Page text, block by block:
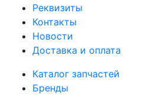
Реквизиты
Контакты
Новости
Доставка и оплата
Каталог запчастей
Бренды